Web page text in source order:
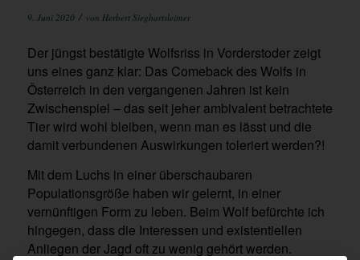
9. Juni 2020 / von Herbert Sieghartsleitner
Der jüngst bestätigte Wolfsriss in Vorderstoder zeigt
uns eines ganz klar: Das Comeback des Wolfs in
Österreich in den vergangenen Jahren ist kein
Zwischenspiel – das seit jeher ambivalent betrachtete
Tier wird wohl bleiben, wenn man es lässt und die
damit verbundenen Auswirkungen toleriert werden?!
Mit dem Luchs in einer überschaubaren
Populationsgröße haben wir gelernt, in einer
vernünftigen Form zu leben. Beim Wolf befürchte ich
hingegen, dass die Interessen und existentiellen
Anliegen der Jagd oft zu wenig gehört werden.